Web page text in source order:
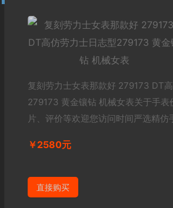
复刻劳力士女表那款好 279173 DT
279173 黄金镶钻 机械女表关于手表
片、评价等欢迎您访问时间严选精仿
￥2580元
直接购买